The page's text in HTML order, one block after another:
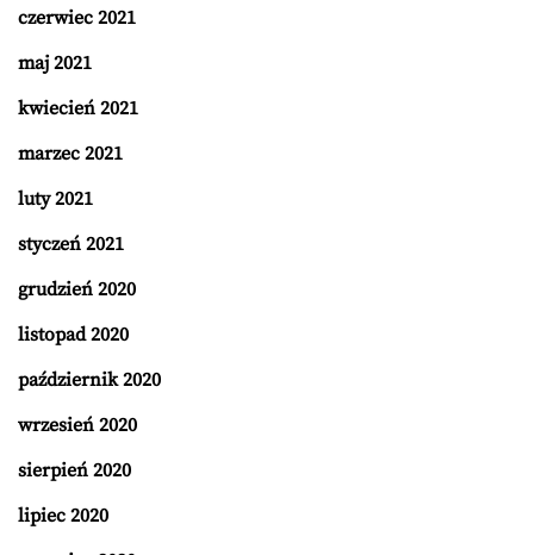
czerwiec 2021
maj 2021
kwiecień 2021
marzec 2021
luty 2021
styczeń 2021
grudzień 2020
listopad 2020
październik 2020
wrzesień 2020
sierpień 2020
lipiec 2020